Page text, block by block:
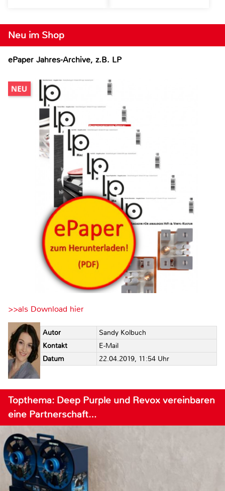
Neu im Shop
ePaper Jahres-Archive, z.B. LP
>>als Download hier
Autor
Sandy Kolbuch
Kontakt
E-Mail
Datum
22.04.2019, 11:54 Uhr
Topthema: Deep Purple und Revox vereinbaren
eine Partnerschaft…